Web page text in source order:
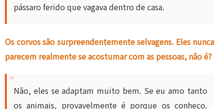
pássaro ferido que vagava dentro de casa.
Os corvos são surpreendentemente selvagens. Eles nunca
parecem realmente se acostumar com as pessoas, não é?
Não, eles se adaptam muito bem. Se eu amo tanto
os animais, provavelmente é porque os conheço.